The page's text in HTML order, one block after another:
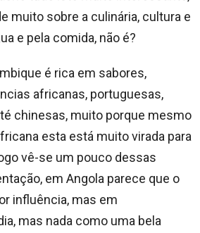
muito sobre a culinária, cultura e
e pela comida, não é?
é rica em sabores,
africanas, portuguesas,
chinesas, muito porque mesmo
esta está muito virada para
vê-se um pouco dessas
em Angola parece que o
influência, mas em
mas nada como uma bela